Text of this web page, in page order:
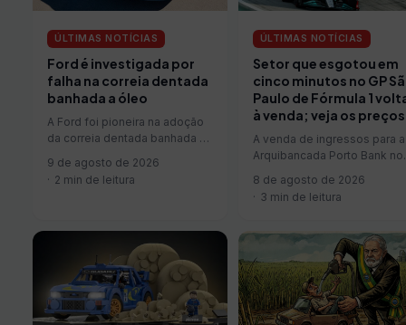
ÚLTIMAS NOTÍCIAS
Ford é investigada por
falha na correia dentada
banhada a óleo
A Ford foi pioneira na adoção
da correia dentada banhada a
em…
9 de agosto de 2026
2 min de leitura
ÚLTIMAS NOTÍCIAS
Setor que esgotou em
cinco minutos no GP
Paulo de Fórmula 1
à venda; veja os preços
A venda de ingressos para a
Arquibancada Porto Bank no
de Fórmula 1…
8 de agosto de 2026
3 min de leitura